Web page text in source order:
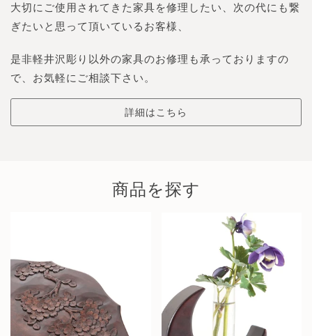
大切にご使用されてきた家具を修理したい、次の代にも繋
ぎたいと思って頂いているお客様、
是非軽井沢彫り以外の家具のお修理も承っておりますの
で、お気軽にご相談下さい。
詳細はこちら
商品を探す